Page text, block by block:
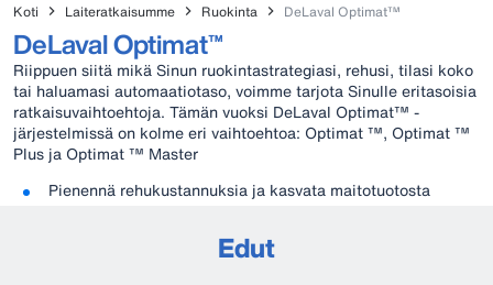
Koti Laiteratkaisumme Ruokinta DeLaval Optimat™
DeLaval Optimat™
Riippuen siitä mikä Sinun ruokintastrategiasi, rehusi, tilasi koko
tai haluamasi automaatiotaso, voimme tarjota Sinulle eritasoisia
ratkaisuvaihtoehtoja. Tämän vuoksi DeLaval Optimat™ -
järjestelmissä on kolme eri vaihtoehtoa: Optimat ™, Optimat ™
Plus ja Optimat ™ Master
Pienennä rehukustannuksia ja kasvata maitotuotosta
Edut